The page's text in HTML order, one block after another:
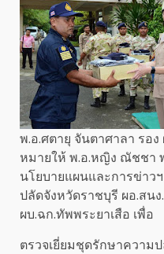
พ.อ.ศตายุ จันตาศาลา รอ
หมายให้ พ.อ.หญิง ณัชชา
นโยบายแผนและการข่าว
ปลัดจังหวัดราชบุรี ผอ.สน
ผบ.ฉก.ทัพพระยาเสือ เพื่อ
ตรวจเยี่ยมชุดรักษาความ